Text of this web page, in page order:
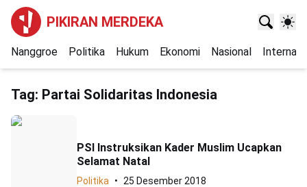
PIKIRAN MERDEKA
Nanggroe Politika Hukum Ekonomi Nasional
Tag: Partai Solidaritas Indonesia
PSI Instruksikan Kader Muslim Ucapkan
Selamat Natal
Politika 25 Desember 2018